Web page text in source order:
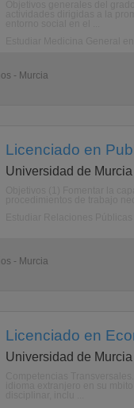
- Murcia
Licenciado en
Universidad de Murcia
- Murcia
Licenciado en
Universidad de Murcia